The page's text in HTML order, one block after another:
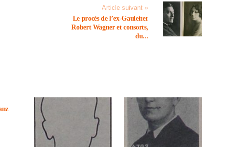
Article suivant »
Le procès de l’ex-Gaulei­ter
Robert Wagner et consorts,
du...